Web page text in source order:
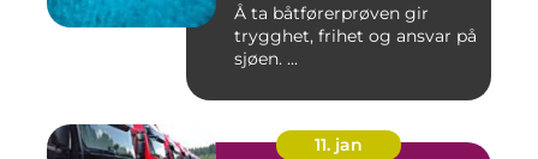
Å ta båtførerprøven gir
trygghet, frihet og ansvar på
sjøen. ...
11. jan